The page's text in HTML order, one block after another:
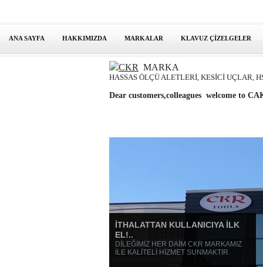
ANA SAYFA HAKKIMIZDA MARKALAR KLAVUZ ÇİZELGELER
CKR MARKA
HASSAS ÖLÇÜ ALETLERİ, KESİCİ UÇLAR,
Dear customers,colleagues welcome to
İTHALATTAN KULLANICIYA İLK
EL!..
DİLEĞİMİZ HER DAİM CKR MARKAMIZ
İLE KALİTELİ HİZMET SUNMAKTIR.